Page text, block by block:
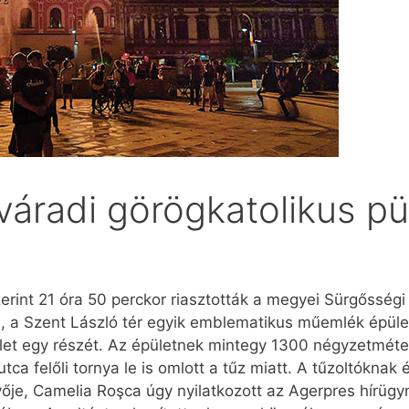
görögkatolikus
21 óra 50 perckor riasztották a megyei
a Szent László tér egyik emblematikus műemlék
egy részét. Az épületnek mintegy 1300
felőli tornya le is omlott a tűz miatt. A tűzoltóknak
Camelia Roşca úgy nyilatkozott az Agerpres